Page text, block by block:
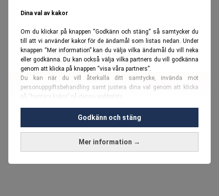
Dina val av kakor
Om du klickar på knappen “Godkänn och stäng” så samtycker du
till att vi använder kakor för de ändamål som listas nedan. Under
knappen “Mer information” kan du välja vilka ändamål du vill neka
eller godkänna. Du kan också välja vilka partners du vill godkänna
genom att klicka på knappen “visa våra partners”.
Du kan när du vill återkalla ditt samtycke, invända mot
personuppgiftsbehandling samt justera dina val genom att klicka
på “hantera kakor” på denna webbplats.
Du kan fördjupa dig ytterligare i vårcookie-policy
Vi använder kakor och personuppgifter för dessa syften:
Nödvändiga cookies och liknande tekniker, anpassning av
Mer information →
Godkänn och stäng